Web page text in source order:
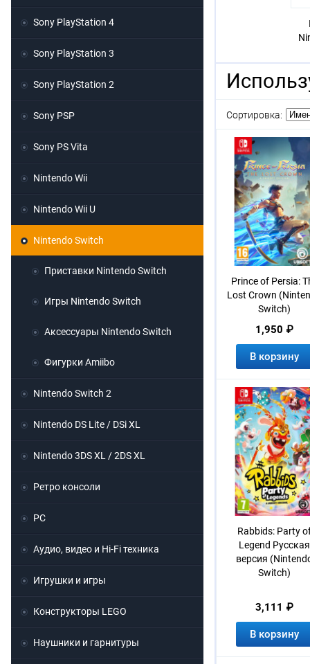
Сортировка:
Prince of Persia:
Lost Crown
Switch)
1,950 ₽
В корзину
Rabbids: Party
Legend Русская
версия
Switch)
3,111 ₽
В корзину
Sony PlayStation 4
Sony PlayStation 3
Sony PlayStation 2
Sony PSP
Sony PS Vita
Nintendo Wii
Nintendo Wii U
Nintendo Switch
Приставки Nintendo Switch
Игры Nintendo Switch
Аксессуары Nintendo Switch
Фигурки Amiibo
Nintendo Switch 2
Nintendo DS Lite / DSi XL
Nintendo 3DS XL / 2DS XL
Ретро консоли
PC
Аудио, видео и Hi-Fi техника
Игрушки и игры
Конструкторы LEGO
Наушники и гарнитуры